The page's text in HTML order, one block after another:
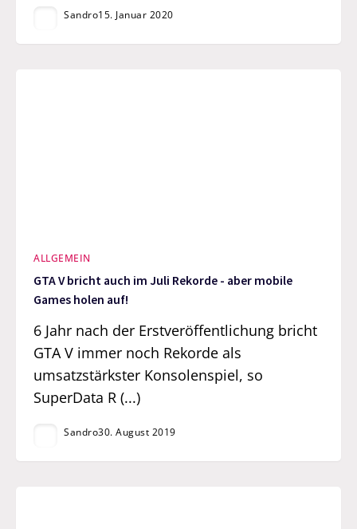
Sandro15. Januar 2020
ALLGEMEIN
GTA V bricht auch im Juli Rekorde - aber mobile
Games holen auf!
6 Jahr nach der Erstveröffentlichung bricht
GTA V immer noch Rekorde als
umsatzstärkster Konsolenspiel, so
SuperData R (...)
Sandro30. August 2019